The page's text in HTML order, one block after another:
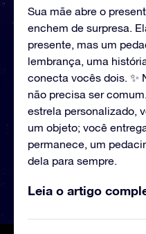
Sua mãe abre o
enchem de surpresa.
presente, mas um
lembrança, uma
conecta vocês dois. ✨
não precisa ser
estrela personalizado,
um objeto; você
permanece, um
dela para sempre.
Leia o artigo